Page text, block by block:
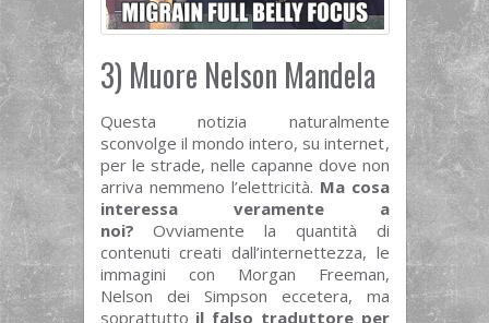
3) Muore Nelson Mandela
Questa notizia naturalmente
sconvolge il mondo intero, su internet,
per le strade, nelle capanne dove non
arriva nemmeno l’elettricità. Ma cosa
interessa veramente a
noi?Ovviamente la quantità di
contenuti creati dall’internettezza, le
immagini con Morgan Freeman,
Nelson dei Simpson eccetera, ma
soprattutto il falso traduttore per